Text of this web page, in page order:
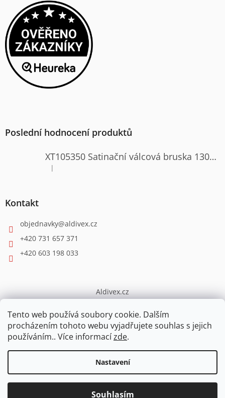
Tento web používá soubory cookie. Dalším
procházením tohoto webu vyjadřujete souhlas s jejich
používáním.. Více informacízde.
Nastavení
Souhlasím
PŘI OBJEDNÁVCE NAD 5000,-Kč sleva 3%, nad 7000,-Kč sleva 4%
z celé částky. Při opakovaných odběrech individuální ceny!
Poslední hodnocení produktů
XT105350 Satinační válcová bruska 1300W
Hodnocení produktu je 4 z 5 hvězdiček.
|
Kontakt
objednavky@aldivex.cz
+420 731 657 371
+420 603 198 033
Aldivex.cz
broušení
Upravit nastavení cookies